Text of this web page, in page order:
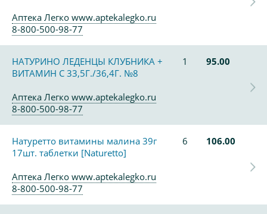
Аптека Легко www.aptekalegko.ru
8-800-500-98-77
НАТУРИНО ЛЕДЕНЦЫ КЛУБНИКА +
ВИТАМИН С 33,5Г./36,4Г. №8
1 95.00
Аптека Легко www.aptekalegko.ru
8-800-500-98-77
Натуретто витамины малина 39г
17шт. таблетки [Naturetto]
6 106.00
Аптека Легко www.aptekalegko.ru
8-800-500-98-77